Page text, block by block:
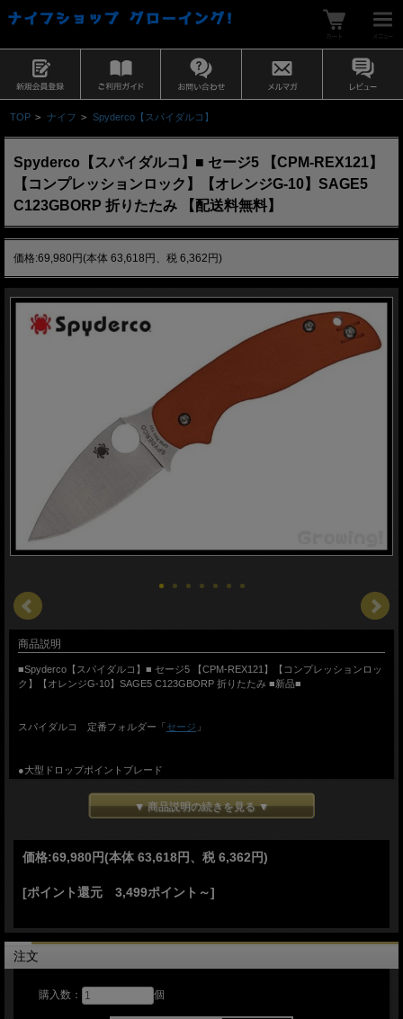
TOP > ナイフ > Spyderco【スパイダルコ】
Spyderco【スパイダルコ】■ セージ5 【CPM-REX121】
【コンプレッションロック】【オレンジG-10】SAGE5
C123GBORP 折りたたみ 【配送料無料】
価格:69,980円(本体 63,618円、税 6,362円)
商品説明
■Spyderco【スパイダルコ】■ セージ5 【CPM-REX121】【コンプレッションロッ
ク】【オレンジG-10】SAGE5 C123GBORP 折りたたみ ■新品■
スパイダルコ 定番フォルダー「セージ 」
●大型ドロップポイントブレード
●大型サムホール
スパイダルコのトレードマー サムホール付きでワンハンドでの簡単ブレード
●コンプレッションロック
特許取得のスパイダルコ コンプレッションロック機構
握りの良いデザイン
●ポケットクリップ付き
左右 付け替え可能
▼ 商品説明の続きを見る ▼
価格:69,980円(本体 63,618円、税 6,362円)
[ポイント還元 3,499ポイント～]
注文
購入数： 個